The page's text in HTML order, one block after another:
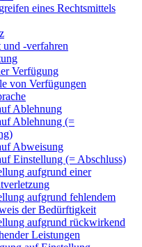
eines Rechtsmittels
-verfahren
Verfügung
von Verfügungen
Ablehnung
Ablehnung (=
Abweisung
Einstellung (= Abschluss)
aufgrund einer
aufgrund fehlendem
der Bedürftigkeit
aufgrund rückwirkend
Leistungen